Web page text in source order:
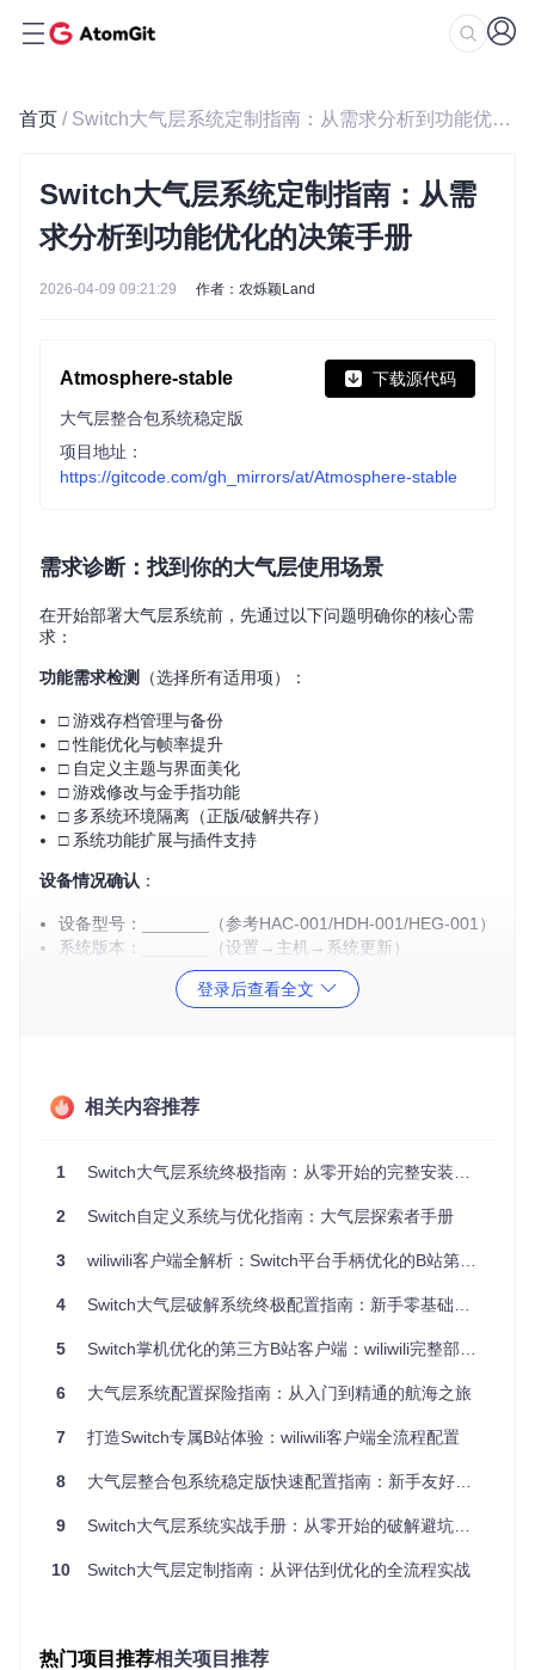
首页 / Switch大气层系统定制指南：从需求分析到功能优化的决策手册
Switch大气层系统定制指南：从需
求分析到功能优化的决策手册
2026-04-09 09:21:29 作者：农烁颖Land
Atmosphere-stable 下载源代码
大气层整合包系统稳定版
项目地址：
https://gitcode.com/gh_mirrors/at/Atmosphere-stable
需求诊断：找到你的大气层使用场景
在开始部署大气层系统前，先通过以下问题明确你的核心需
求：
功能需求检测 （选择所有适用项）：
□ 游戏存档管理与备份
□ 性能优化与帧率提升
□ 自定义主题与界面美化
□ 游戏修改与金手指功能
□ 多系统环境隔离（正版/破解共存）
□ 系统功能扩展与插件支持
设备情况确认 ：
设备型号：_______（参考HAC-001/HDH-001/HEG-001）
系统版本：_______（设置→主机→系统更新）
SD卡容量：_______（建议64GB以上Class10级别）
💡 专家提示：若你主要需求是存档管理+轻度性能优化，基础
方案选择矩阵：定制你的系统组合
核心模块
件
消耗
级
新手体
exosphere+strat
- 低
★☆☆
性能优
基础模块+sys-cl
超频配
★★☆
强
数据库
☆☆
多系统
隔离
完整模块+emu
mmc
理工具
高
★★★
★☆
深度定
完整模块+主题
自定义U
高
★★★
mat工具，分配单元大小32KB）
登录后查看全文
相关内容推荐
1 Switch大气层系统终极指南：从零开始的完整安装教程
2 Switch自定义系统与优化指南：大气层探索者手册
3 wiliwili客户端全解析：Switch平台手柄优化的B站第三方应用部署指南
4 Switch大气层破解系统终极配置指南：新手零基础到精通全流程
5 Switch掌机优化的第三方B站客户端：wiliwili完整部署与进阶指南
6 大气层系统配置探险指南：从入门到精通的航海之旅
7 打造Switch专属B站体验：wiliwili客户端全流程配置
8 大气层整合包系统稳定版快速配置指南：新手友好的避坑实战手册
9 Switch大气层系统实战手册：从零开始的破解避坑指南
10 Switch大气层定制指南：从评估到优化的全流程实战
热门项目推荐相关项目推荐